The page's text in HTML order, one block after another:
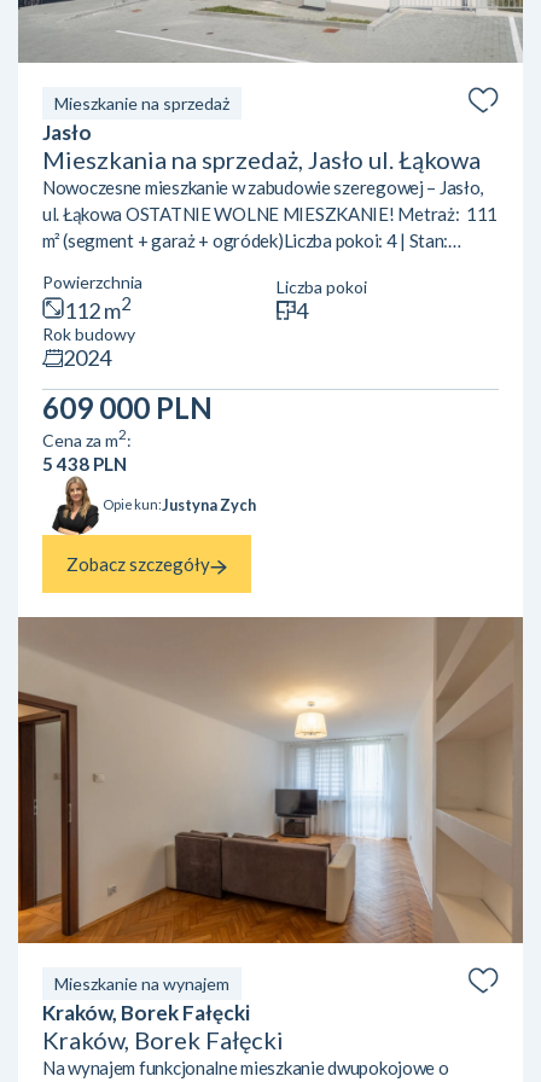
Mieszkanie na sprzedaż
Jasło
Mieszkania na sprzedaż, Jasło ul. Łąkowa
Nowoczesne mieszkanie w zabudowie szeregowej – Jasło,
ul. Łąkowa OSTATNIE WOLNE MIESZKANIE! Metraż: 111
m² (segment + garaż + ogródek)Liczba pokoi: 4 | Stan:
dobrze skomunikowanej okolicy – ta oferta jest dla
Ciebie.Nowoczesne mieszkanie w zabudowie szeregowej
przy ul. Łąkowej w Jaśle to idealne miejsce dla rodzin, par i
wszystkich, którzy chcą połączyć komfort mieszkania w
mieście z bliskością natury. ✅ – 111 m² – ...
Powierzchnia
112 m2
Liczba pokoi
4
Rok budowy
2024
609 000 PLN
Cena za m2:
5 438 PLN
Opiekun:Justyna Zych
Zobacz szczegóły
Mieszkanie na wynajem
Kraków, Borek Fałęcki
Kraków, Borek Fałęcki
Na wynajem funkcjonalne mieszkanie dwupokojowe o